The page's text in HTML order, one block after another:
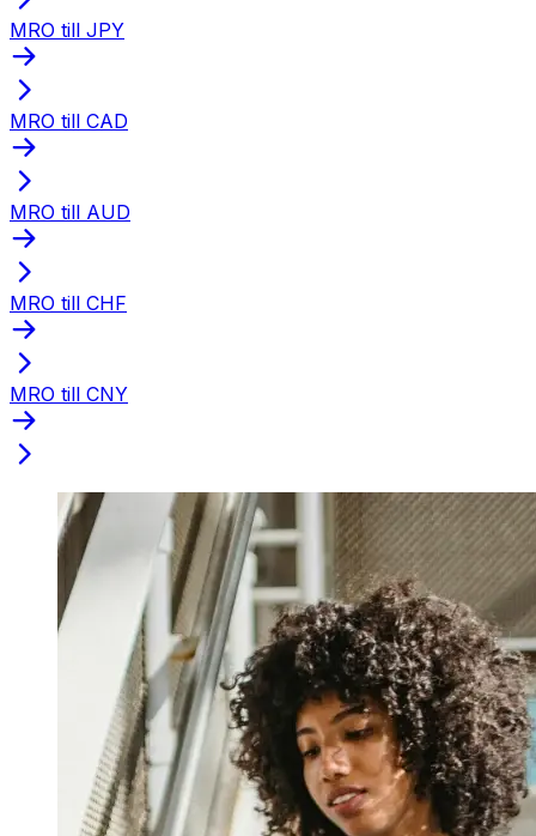
MRO till JPY
MRO till CAD
MRO till AUD
MRO till CHF
MRO till CNY